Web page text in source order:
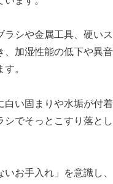
ラシや金属工具、硬い
、加湿性能の低下や異
。
白い固まりや水垢が付
シでそっとこすり落と
いお手入れ」を意識し